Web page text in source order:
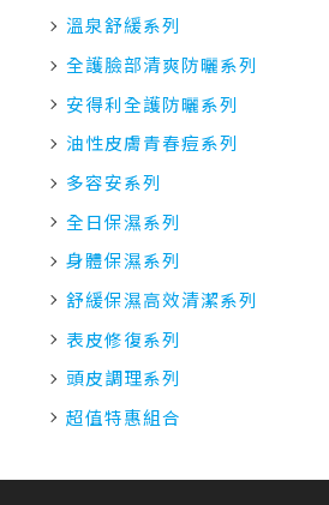
溫泉舒緩系列
全護臉部清爽防曬系列
安得利全護防曬系列
油性皮膚青春痘系列
多容安系列
全日保濕系列
身體保濕系列
舒緩保濕高效清潔系列
表皮修復系列
頭皮調理系列
超值特惠組合